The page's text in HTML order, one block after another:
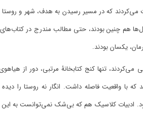
می‌‌کردند که در مسیر رسیدن به هدف، شهر و
هم چنین بودند، حتی مطالب مندرج در
یکسان بودند.
می‌کردند، تنها کنج کتابخانۀ مرتبی، دور از
که با واقعیت فاصله داشت. انگار نه روستا را
ادبیات کلاسیک هم که بی‌شک نمی‌توانست به این